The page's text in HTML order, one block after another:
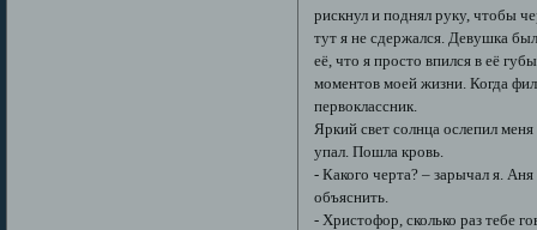
рискнул и поднял руку, чтобы
тут я не сдержался. Девушка
её, что я просто впился в её
моментов моей жизни. Когда
первоклассник.
Яркий свет солнца ослепил
упал. Пошла кровь.
- Какого черта? – зарычал я.
объяснить.
- Христофор, сколько раз тебе